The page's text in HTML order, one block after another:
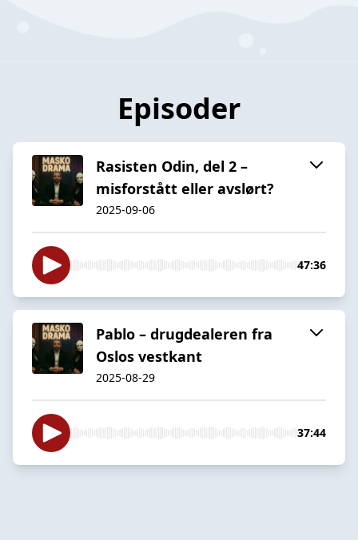
Episoder
Rasisten Odin, del 2 –
misforstått eller avslørt?
2025-09-06
47:36
Pablo – drugdealeren fra
Oslos vestkant
2025-08-29
37:44